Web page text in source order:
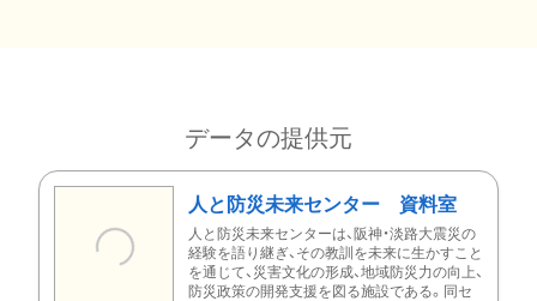
データの提供元
人と防災未来センター 資料室
人と防災未来センターは、阪神・淡路大震災の
経験を語り継ぎ、その教訓を未来に生かすこと
を通じて、災害文化の形成、地域防災力の向上、
防災政策の開発支援を図る施設である。同セ